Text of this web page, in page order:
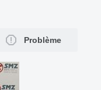
Problème